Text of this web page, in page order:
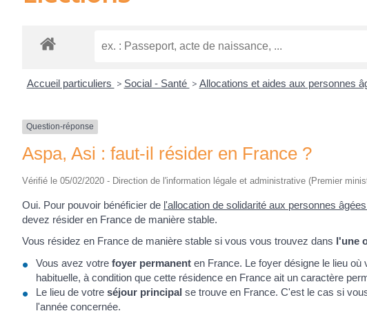
Accueil particuliers > Social - Santé > Allocations et aides aux personnes
Question-réponse
Aspa, Asi : faut-il résider en France ?
Vérifié le 05/02/2020 - Direction de l'information légale et administrative (Premier
Oui. Pour pouvoir bénéficier de l'allocation de solidarité aux personnes
devez résider en France de manière stable.
Vous résidez en France de manière stable si vous vous trouvez dans l'une
Vous avez votre foyer permanent en France. Le foyer désigne le lieu
habituelle, à condition que cette résidence en France ait un caractère
Le lieu de votre séjour principal se trouve en France. C'est le cas si
l'année concernée.